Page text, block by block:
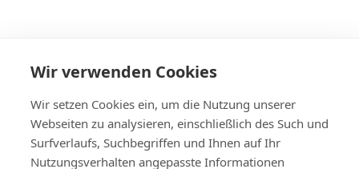
Wir verwenden Cookies
Wir setzen Cookies ein, um die Nutzung unserer
Webseiten zu analysieren, einschließlich des Such und
Surfverlaufs, Suchbegriffen und Ihnen auf Ihr
Nutzungsverhalten angepasste Informationen